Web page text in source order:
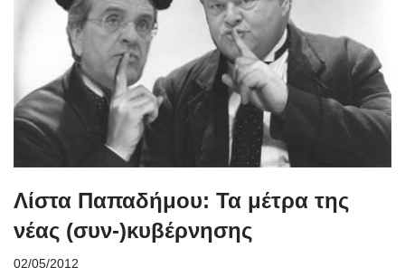
Λίστα Παπαδήμου: Τα μέτρα της
νέας (συν-)κυβέρνησης
02/05/2012